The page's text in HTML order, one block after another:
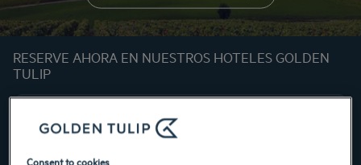
RESERVE AHORA EN NUESTROS HOTELES GOLDEN
TULIP
Consent to cookies